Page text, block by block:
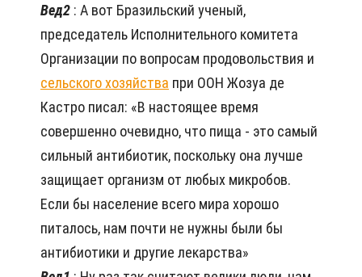
Вед2 : А вот Бразильский ученый,
председатель Исполнительного комитета
Организации по вопросам продовольствия и
сельского хозяйства при ООН Жозуа де
Кастро писал: «В настоящее время
совершенно очевидно, что пища - это самый
сильный антибиотик, поскольку она лучше
защищает организм от любых микробов.
Если бы население всего мира хорошо
питалось, нам почти не нужны были бы
антибиотики и другие лекарства»